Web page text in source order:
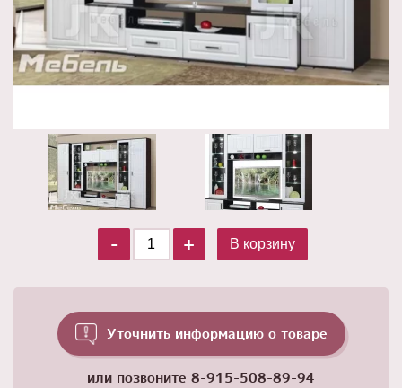
- + В корзину
Уточнить информацию о товаре
или позвоните 8-915-508-89-94